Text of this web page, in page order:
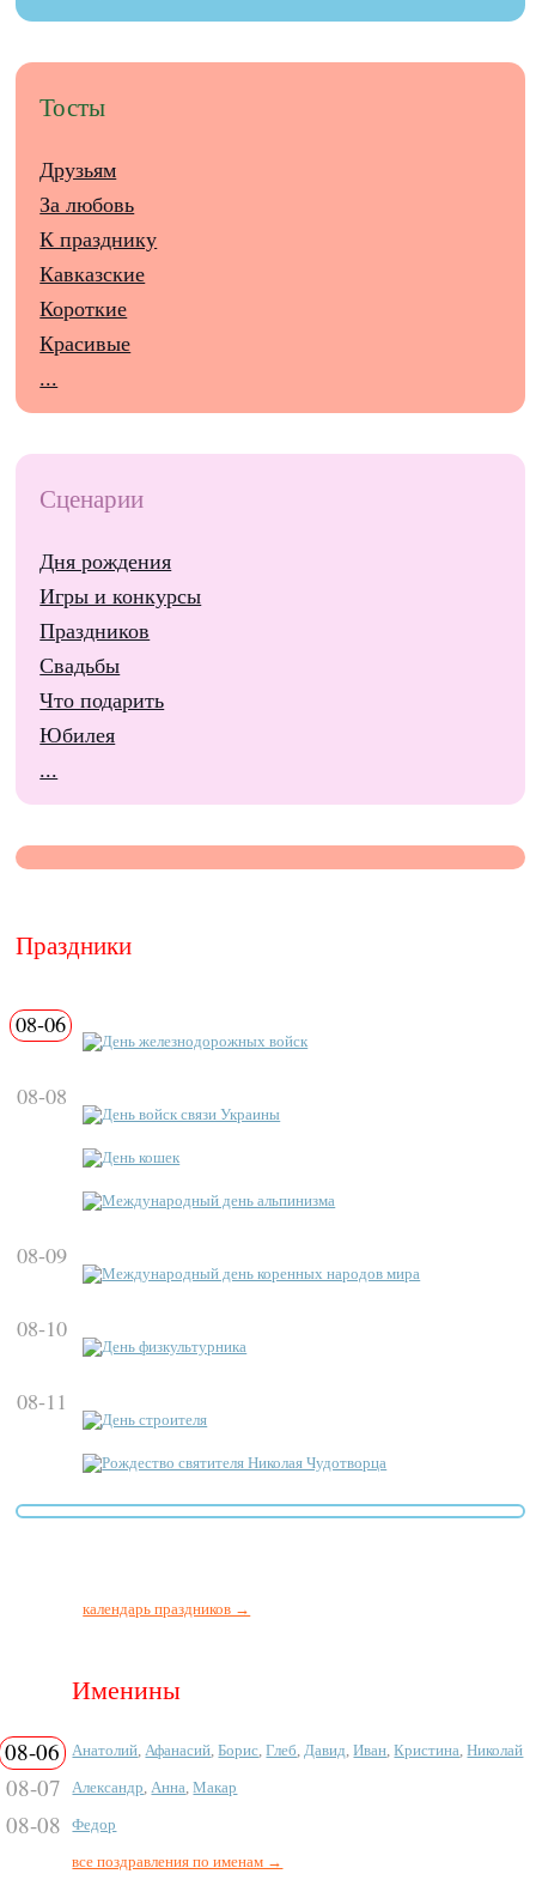
Тосты
Друзьям
За любовь
К празднику
Кавказские
Короткие
Красивые
...
Сценарии
Дня рождения
Игры и конкурсы
Праздников
Свадьбы
Что подарить
Юбилея
...
Праздники
08-06
День железнодорожных войск
08-08
День войск связи Украины
День кошек
Международный день альпинизма
08-09
Международный день коренных народов мира
08-10
День физкультурника
08-11
День строителя
Рождество святителя Николая Чудотворца
календарь праздников →
Именины
08-06 Анатолий,Афанасий,Борис,Глеб,Давид,Иван,Кристина,Николай
08-07 Александр,Анна,Макар
08-08 Федор
все поздравления по именам →